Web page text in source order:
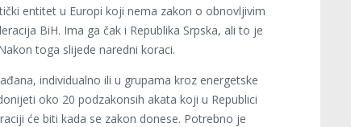
entitet u Europi koji nema zakon o obnovljivim
BiH. Ima ga čak i Republika Srpska, ali to je
toga slijede naredni koraci.
individualno ili u grupama kroz energetske
oko 20 podzakonsih akata koji u Republici
će biti kada se zakon donese. Potrebno je